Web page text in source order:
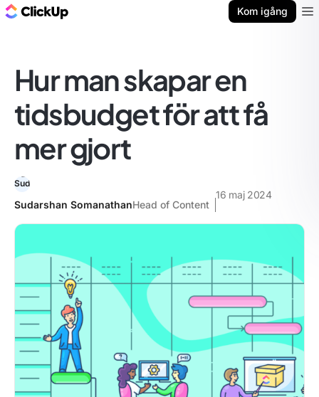
Kom igång
Hur man skapar en
tidsbudget för att få
mer gjort
Sudarshan SomanathanHead of Content
16 maj 2024